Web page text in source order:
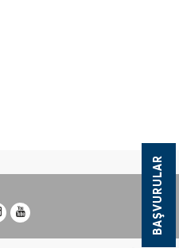
BAŞVURULAR